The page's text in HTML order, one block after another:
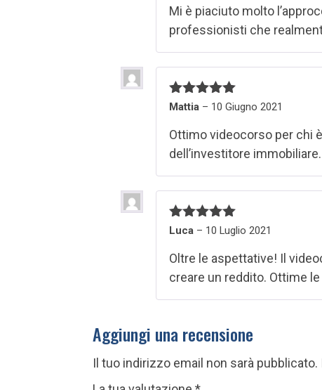
Mi è piaciuto molto
professionisti che
Valutato5
Mattia – 10 Giugno 2021
Ottimo videocorso per chi
dell’investitore immobiliare.
Valutato 5
Luca – 10 Luglio 2021
Oltre le aspettative! Il
creare un reddito. Ottime
Aggiungi una recensione
Il tuo indirizzo email non sarà pubblicato.